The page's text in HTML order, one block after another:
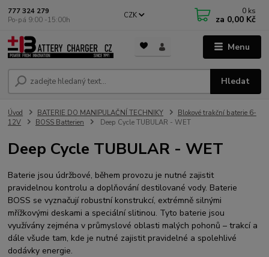
Menu
CZK
Hledat
777 324 279
Po-pá 9:00 -15:00h
0 ks
za 0,00 Kč
Úvod BATERIE DO MANIPULAČNÍ TECHNIKY
Blokové trakční baterie 6-
12V
BOSS Batterien Deep Cycle TUBULAR - WET
Deep Cycle TUBULAR - WET
Baterie jsou údržbové, během provozu je nutné zajistit
pravidelnou kontrolu a doplňování destilované vody. Baterie
BOSS se vyznačují robustní konstrukcí, extrémně silnými
mřížkovými deskami a speciální slitinou. Tyto baterie jsou
využívány zejména v průmyslové oblasti malých pohonů – trakcí a
dále všude tam, kde je nutné zajistit pravidelné a spolehlivé
dodávky energie.